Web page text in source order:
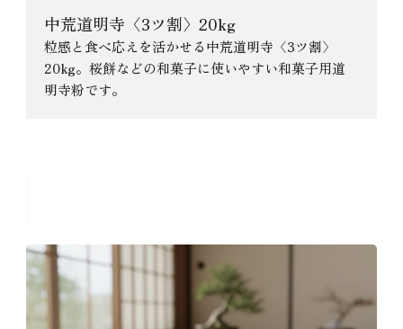
中荒道明寺〈3ツ割〉20kg
粒感と食べ応えを活かせる中荒道明寺〈3ツ割〉
20kg。桜餅などの和菓子に使いやすい和菓子用道
明寺粉です。